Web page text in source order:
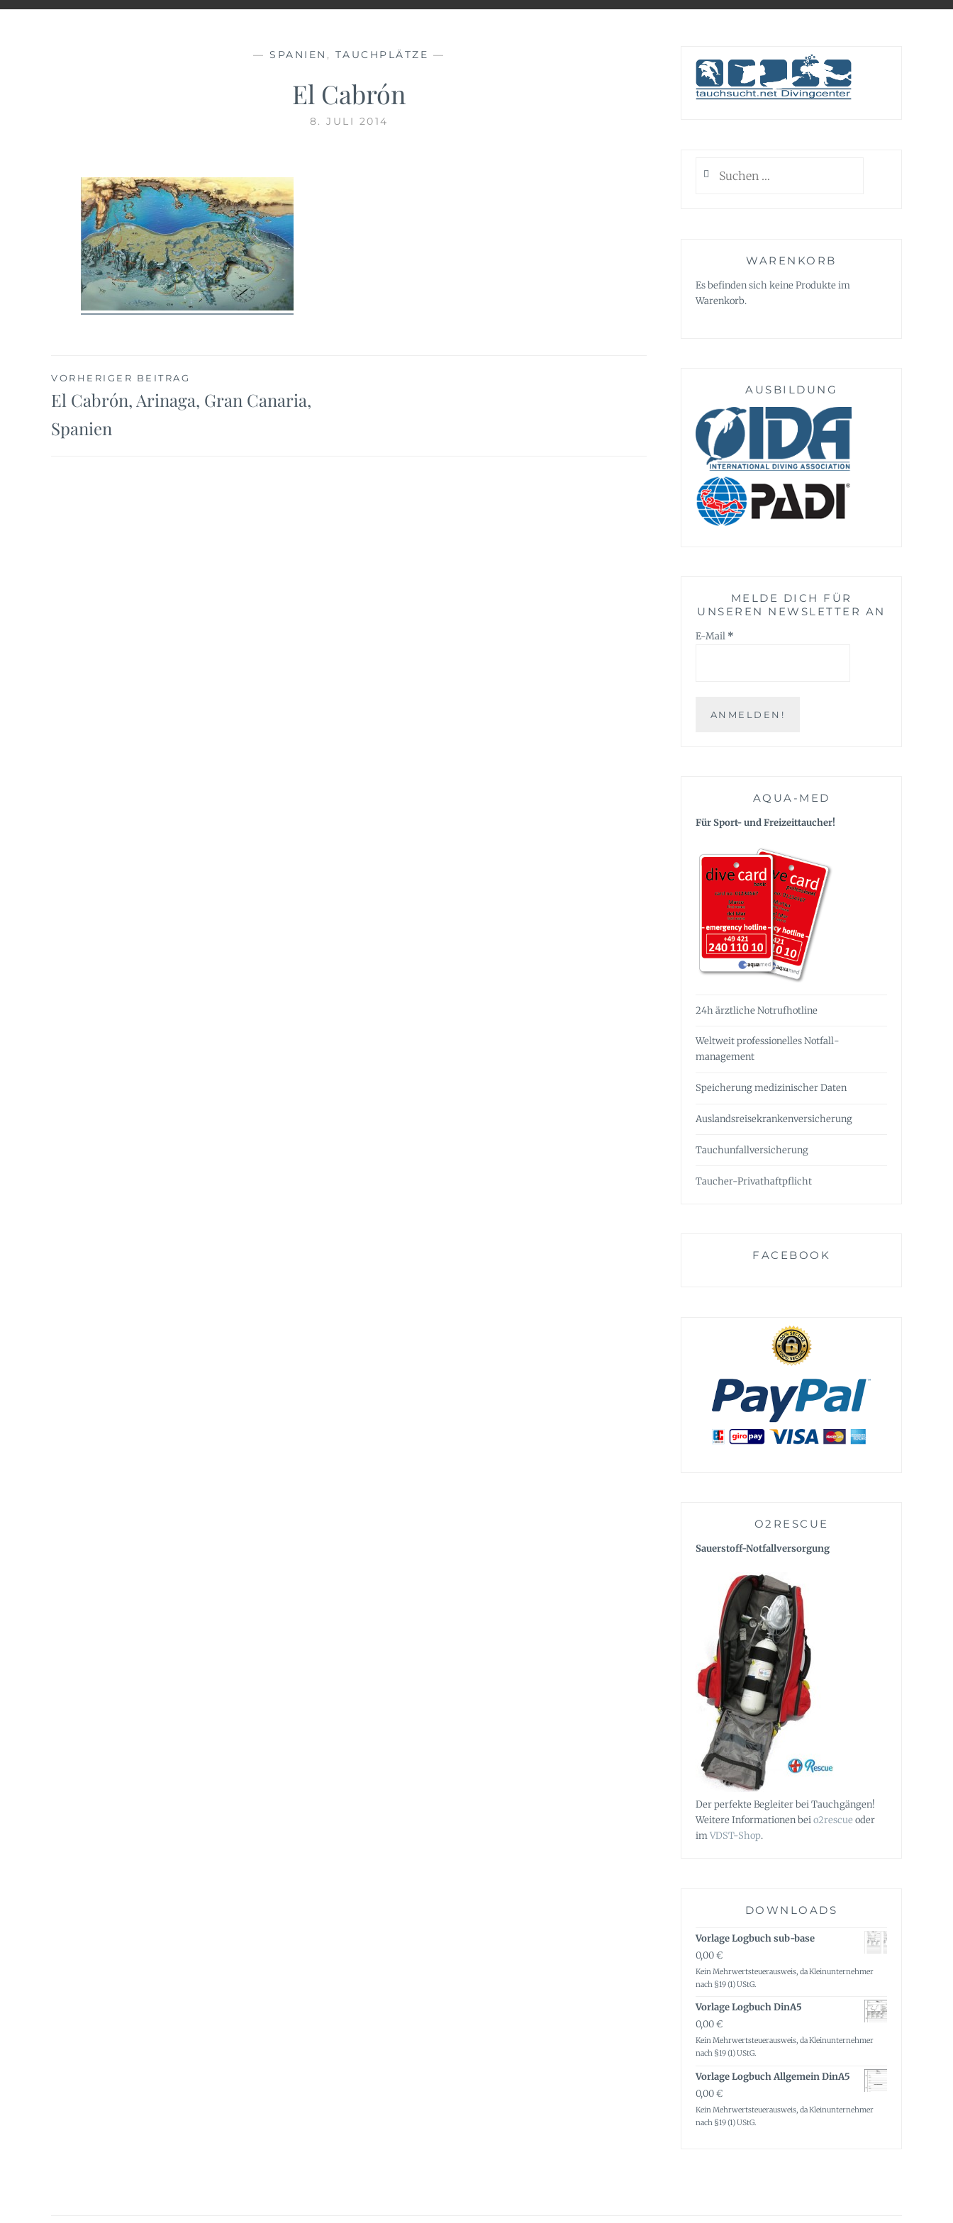
— SPANIEN , TAUCHPLÄTZE —
El Cabrón
8. JULI 2014
Beitragsnavigation
VORHERIGER BEITRAG
El Cabrón, Arinaga, Gran Canaria,
Spanien
nach:
WARENKORB
Es befinden sich keine Produkte im
Warenkorb.
AUSBILDUNG
MELDE DICH FÜR
UNSEREN NEWSLETTER AN
E-Mail *
AQUA-MED
Für Sport- und Freizeittaucher!
24h ärztliche Notrufhotline
Weltweit professionelles Notfall­
management
Speicherung medizinischer Daten
Auslandsreise­krankenversicherung
Tauchunfall­versicherung
Taucher-Privathaftpflicht
FACEBOOK
O2RESCUE
Sauerstoff-Notfallversorgung
Der perfekte Begleiter bei Tauchgängen!
Weitere Informationen beio2rescueoder
imVDST-Shop.
DOWNLOADS
Vorlage Logbuch sub-base
0,00€
Kein Mehrwertsteuerausweis, da Kleinunternehmer
nach §19 (1) UStG.
Vorlage Logbuch DinA5
0,00€
Kein Mehrwertsteuerausweis, da Kleinunternehmer
nach §19 (1) UStG.
Vorlage Logbuch Allgemein DinA5
0,00€
Kein Mehrwertsteuerausweis, da Kleinunternehmer
nach §19 (1) UStG.